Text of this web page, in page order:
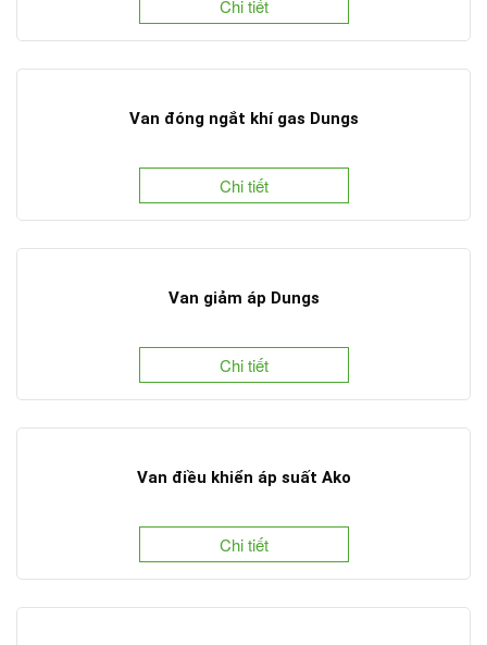
Chi tiết
Van đóng ngắt khí gas Dungs
Chi tiết
Van giảm áp Dungs
Chi tiết
Van điều khiển áp suất Ako
Chi tiết